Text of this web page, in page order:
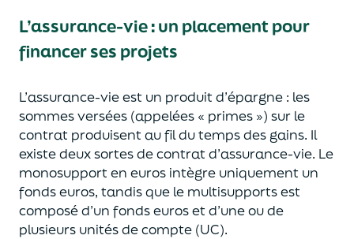
L’assurance-vie : un placement pour
financer ses projets
L’assurance-vie est un produit d’épargne : les
sommes versées (appelées « primes ») sur le
contrat produisent au fil du temps des gains. Il
existe deux sortesde contrat d’assurance-vie. Le
monosupport en euros intègre uniquement un
fonds euros, tandis que le multisupports est
composé d’un fonds euros et d’une ou de
plusieurs unités de compte (UC).